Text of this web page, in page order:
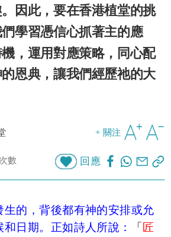
因此，要在香港植堂的挑
學習憑信心抓著主的應
，運用對應策略，同心配
恩典，讓我們經歷祂的大
+ 關注
數 回應
生的，背後都有神的安排或允
日期。正如詩人所說：
「匠